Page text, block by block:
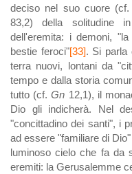
deciso nel suo cuore (cf.
83,2) della solitudine
dell'eremita: i demoni,
bestie feroci"[33]. Si parla
terra nuovi, lontani da
tempo e dalla storia
tutto (cf.Gn 12,1), il
Dio gli indicherà. Nel
"concittadino dei santi", i
ad essere "familiare di
luminoso cielo che fa da
eremiti: la Gerusalemme